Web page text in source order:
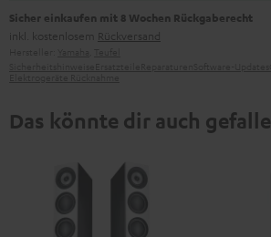
Sicher einkaufen mit 8 Wochen Rückgaberecht
inkl. kostenlosem Rückversand
Das könnte dir auch